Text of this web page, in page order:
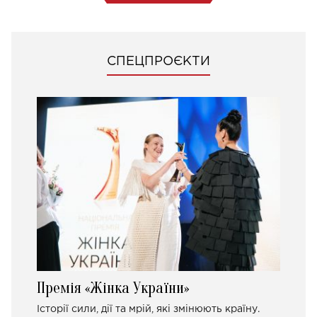
СПЕЦПРОЄКТИ
Премія «Жінка України»
Історії сили, дії та мрій, які змінюють країну.